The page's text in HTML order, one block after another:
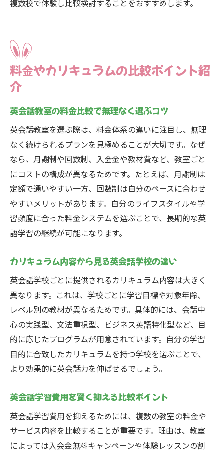
複数校で体験し比較検討することをおすすめします。
料金やカリキュラムの比較ポイント紹
介
英会話教室の料金比較で無理なく選ぶコツ
英会話教室を選ぶ際は、料金体系の違いに注目し、無理
なく続けられるプランを見極めることが大切です。なぜ
なら、月謝制や回数制、入会金や教材費など、教室ごと
にコストの構成が異なるためです。たとえば、月謝制は
定額で通いやすい一方、回数制は自分のペースに合わせ
やすいメリットがあります。自分のライフスタイルや学
習頻度に合った料金システムを選ぶことで、長期的な英
語学習の継続が可能になります。
カリキュラム内容から見る英会話学校の違い
英会話学校ごとに提供されるカリキュラム内容は大きく
異なります。これは、学校ごとに学習目標や対象年齢、
レベル別の教材が異なるためです。具体的には、会話中
心の実践型、文法重視型、ビジネス英語特化型など、目
的に応じたプログラムが用意されています。自分の学習
目的に合致したカリキュラムを持つ学校を選ぶことで、
より効果的に英会話力を伸ばせるでしょう。
英会話学習費用を賢く抑える比較ポイント
英会話学習費用を抑えるためには、複数の教室の料金や
サービス内容を比較することが重要です。理由は、教室
によっては入会金無料キャンペーンや体験レッスンの割